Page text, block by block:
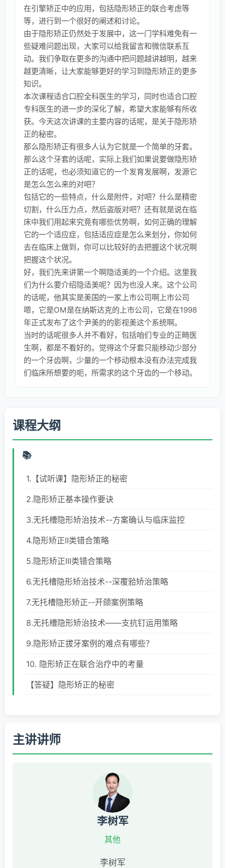
在引擎矫正中的应用，包括隐形矫正的联合考虑等
等，进行到一个很好的阐述和讨论。
由于隐形矫正仍然处于发展中，这一门学科难免有一
些疑难问题出现，大家可以给我留言和微信联系互
动。我们争取在更多的沟通中把问题越讲越明，越来
越更清晰，让大家能够更好的学习到隐形矫正的更多
知识。
本次课程适合口腔全科医生的学习，同时也适合口腔
专科医生的进一步的深化了解，希望大家能够有所收
获。今天这次讲课的主要内容的话呢，是关于隐形矫
正的秘密。
那么隐形矫正有很多人认为它就是一个简单的牙套。
那么这个牙套的话呢，实际上我们如果说要做隐形矫
正的话呢，也必须知道它的一个发育发展啊，发源它
是怎么怎么来的对吧？
包括它的一些特点，什么是附件，对吧？什么是精密
切割，什么压力点，然后盗版对吧？还有就是说在临
床中我们用起来究竟有哪些优势啊，如何正确的理解
它的一个适应症，包括适应症是怎么来划分，你如何
去在临床上做到，你可以比较好的去把握这个状况啊
把握这个状况。
好，我们先来讲第一个啊隐适美的一个介绍。这里我
们为什么要介绍隐适美呢？因为也没人来。这个公司
的话呢，他其实是美国的一家上市公司啊上市公司
嗯，它是OM是在纳斯达克的上市公司，它是在1998
年正式发布了这个尹美的的影视美这个系统啊。
当时的话呢很多人并不看好，包括咱们专业的正畸医
生啊，都是不看好的。觉得这个牙套只能移动少部分
的一个牙齿啊，少量的一个移动根本没有办法完成我
们临床所想要的呃，所需求的这个牙齿的一个移动。
课程大纲
1.【试听课】隐形矫正的秘密
2.隐形矫正基本操作要诀
3.无托槽隐形矫治技术--方案确认与临床监控
4.隐形矫正II类错合策略
5.隐形矫正III类错合策略
6.无托槽隐形矫治技术--深覆𬌗矫治策略
7.无托槽隐形矫正--开颌案例策略
8.无托槽隐形矫治技术——支抗钉运用策略
9.隐形矫正拔牙案例的难点有哪些？
10. 隐形矫正在联合治疗中的考量
【答疑】隐形矫正的秘密
主讲讲师
李树军
其他
李树军